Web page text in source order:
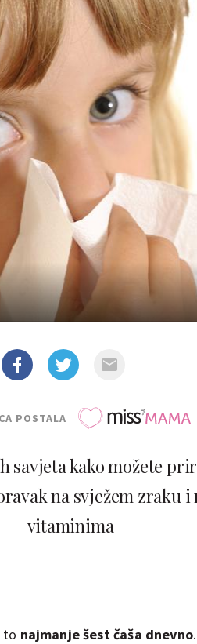
POSTALA
savjeta kako možete
na svježem zraku
vitaminima
to najmanje šest čaša dnevno